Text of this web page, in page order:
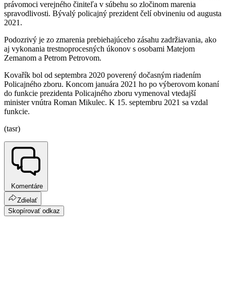
právomoci verejného činiteľa v súbehu so zločinom marenia
spravodlivosti. Bývalý policajný prezident čelí obvineniu od augusta
2021.
Podozrivý je zo zmarenia prebiehajúceho zásahu zadržiavania, ako
aj vykonania trestnoprocesných úkonov s osobami Matejom
Zemanom a Petrom Petrovom.
Kovařík bol od septembra 2020 poverený dočasným riadením
Policajného zboru. Koncom januára 2021 ho po výberovom konaní
do funkcie prezidenta Policajného zboru vymenoval vtedajší
minister vnútra Roman Mikulec. K 15. septembru 2021 sa vzdal
funkcie.
(tasr)
Komentáre
Zdielať
Skopírovať odkaz